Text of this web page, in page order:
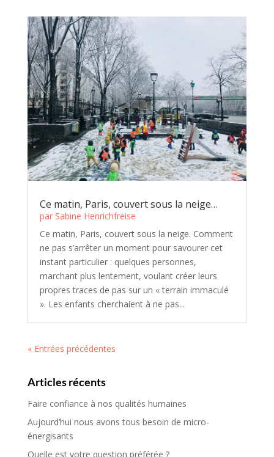
Ce matin, Paris, couvert sous la neige…
par Sabine Henrichfreise
Ce matin, Paris, couvert sous la neige. Comment
ne pas s’arrêter un moment pour savourer cet
instant particulier : quelques personnes,
marchant plus lentement, voulant créer leurs
propres traces de pas sur un « terrain immaculé
». Les enfants cherchaient à ne pas...
« Entrées précédentes
Articles récents
Faire confiance à nos qualités humaines
Aujourd’hui nous avons tous besoin de micro-
énergisants
Quelle est votre question préférée ?